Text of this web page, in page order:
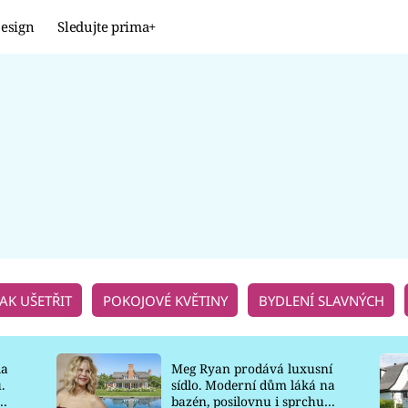
Sledujte prima+
UŠETŘIT POKOJOVÉ KVĚTINY BYDLENÍ SLAVNÝCH
Meg Ryan prodává luxusní
sídlo. Moderní dům láká na
bazén, posilovnu i sprchu